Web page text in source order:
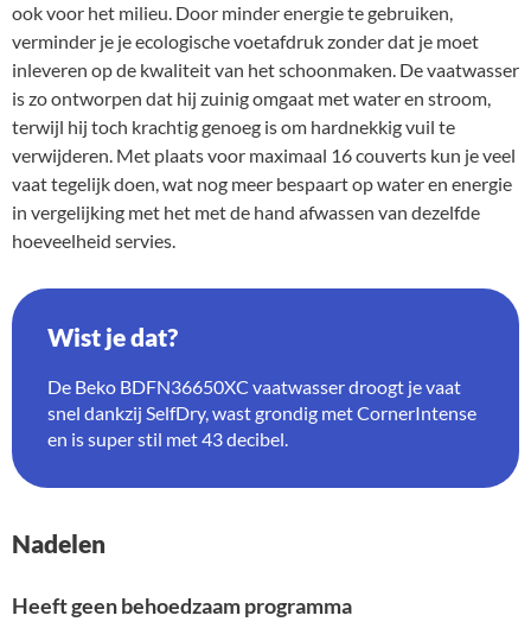
ook voor het milieu. Door minder energie te gebruiken,
verminder je je ecologische voetafdruk zonder dat je moet
inleveren op de kwaliteit van het schoonmaken. De vaatwasser
is zo ontworpen dat hij zuinig omgaat met water en stroom,
terwijl hij toch krachtig genoeg is om hardnekkig vuil te
verwijderen. Met plaats voor maximaal 16 couverts kun je veel
vaat tegelijk doen, wat nog meer bespaart op water en energie
in vergelijking met het met de hand afwassen van dezelfde
hoeveelheid servies.
Wist je dat?
De Beko BDFN36650XC vaatwasser droogt je vaat
snel dankzij SelfDry, wast grondig met CornerIntense
en is super stil met 43 decibel.
Nadelen
Heeft geen behoedzaam programma